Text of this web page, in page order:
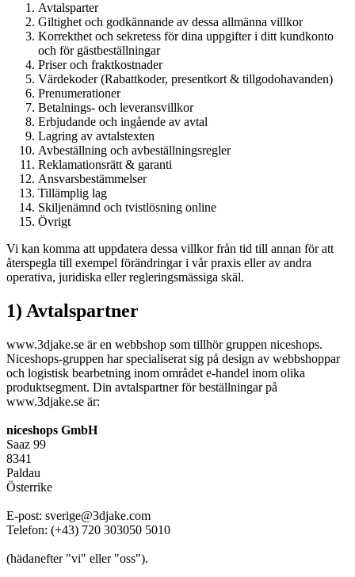
Avtalsparter
Giltighet och godkännande av dessa allmänna villkor
Korrekthet och sekretess för dina uppgifter i ditt kundkonto
och för gästbeställningar
Priser och fraktkostnader
Värdekoder (Rabattkoder, presentkort & tillgodohavanden)
Prenumerationer
Betalnings- och leveransvillkor
Erbjudande och ingående av avtal
Lagring av avtalstexten
Avbeställning och avbeställningsregler
Reklamationsrätt & garanti
Ansvarsbestämmelser
Tillämplig lag
Skiljenämnd och tvistlösning online
Övrigt
Vi kan komma att uppdatera dessa villkor från tid till annan för att
återspegla till exempel förändringar i vår praxis eller av andra
operativa, juridiska eller regleringsmässiga skäl.
1) Avtalspartner
www.3djake.se är en webbshop som tillhör gruppen niceshops.
Niceshops-gruppen har specialiserat sig på design av webbshoppar
och logistisk bearbetning inom området e-handel inom olika
produktsegment. Din avtalspartner för beställningar på
www.3djake.se är:
niceshops GmbH
Saaz 99
8341
Paldau
Österrike
E-post: sverige@3djake.com
Telefon: (+43) 720 303050 5010
(hädanefter "vi" eller "oss").